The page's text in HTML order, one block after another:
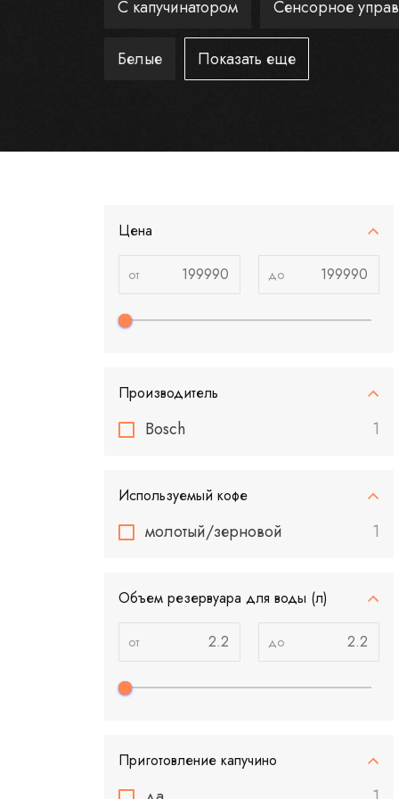
C капучинатором Сенсорное
Белые Показать еще
Цена
Производитель
Bosch 1
Используемый кофе
молотый/зерновой 1
Объем резервуара для воды (л)
Приготовление капучино